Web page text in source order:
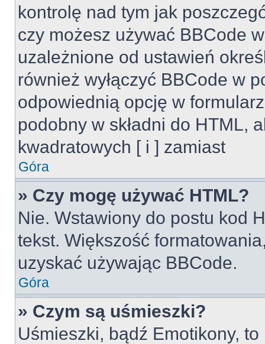
kontrolę nad tym jak
czy możesz używać BBCode
uzależnione od ustawień
również wyłączyć BBCode w
odpowiednią opcję w
podobny w składni do HTML,
kwadratowych [ i ] zamiast
Góra
» Czy mogę używać HTML?
Nie. Wstawiony do postu kod
tekst. Większość
uzyskać używając BBCode.
Góra
» Czym są uśmieszki?
Uśmieszki, bądź Emotikony,